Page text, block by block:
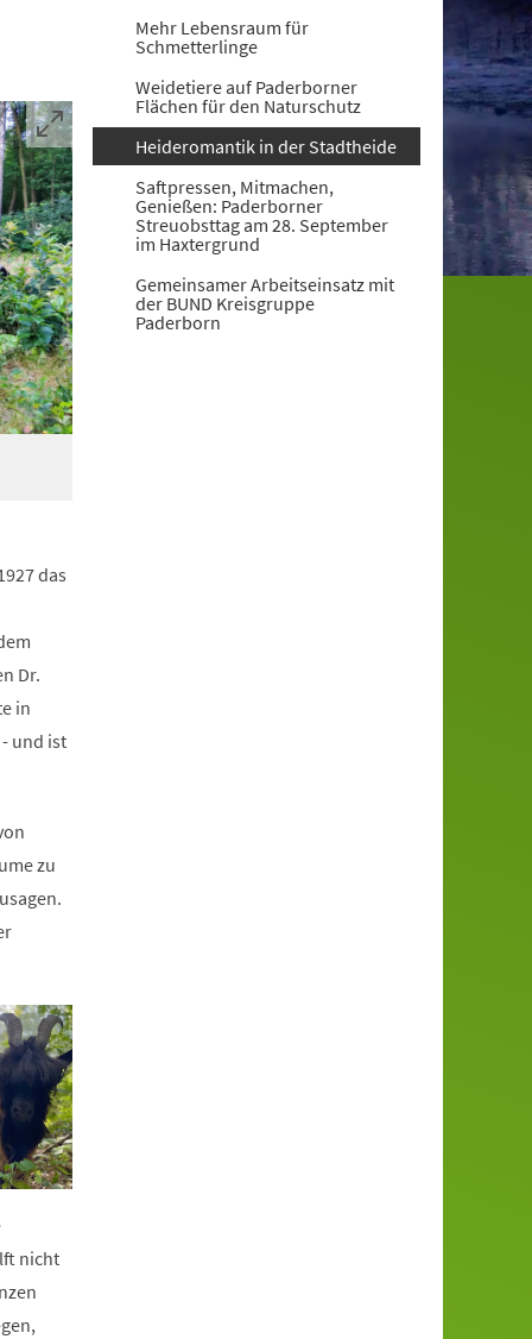
das
Dr.
in
und ist
zu
nicht
Mehr Lebensraum für
Schmetterlinge
Weidetiere auf Paderborner
Flächen für den Naturschutz
Heideromantik in der Stadtheide
Saftpressen, Mitmachen,
Genießen: Paderborner
Streuobsttag am 28. September
im Haxtergrund
Gemeinsamer Arbeitseinsatz mit
der BUND Kreisgruppe
Paderborn